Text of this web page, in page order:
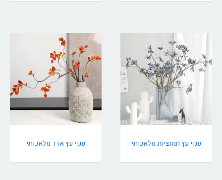
ענף עץ חמוציות מלאכותי ענף עץ אדר מלאכותי